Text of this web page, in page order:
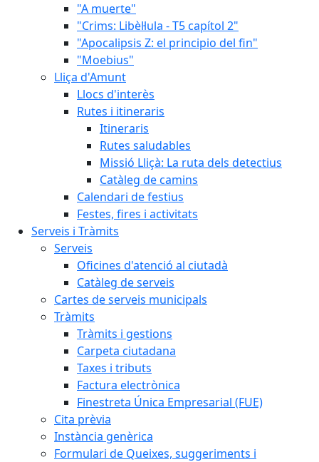
"A muerte"
"Crims: Libèl·lula - T5 capítol 2"
"Apocalipsis Z: el principio del fin"
"Moebius"
Lliça d'Amunt
Llocs d'interès
Rutes i itineraris
Itineraris
Rutes saludables
Missió Lliçà: La ruta dels detectius
Catàleg de camins
Calendari de festius
Festes, fires i activitats
Serveis i Tràmits
Serveis
Oficines d'atenció al ciutadà
Catàleg de serveis
Cartes de serveis municipals
Tràmits
Tràmits i gestions
Carpeta ciutadana
Taxes i tributs
Factura electrònica
Finestreta Única Empresarial (FUE)
Cita prèvia
Instància genèrica
Formulari de Queixes, suggeriments i